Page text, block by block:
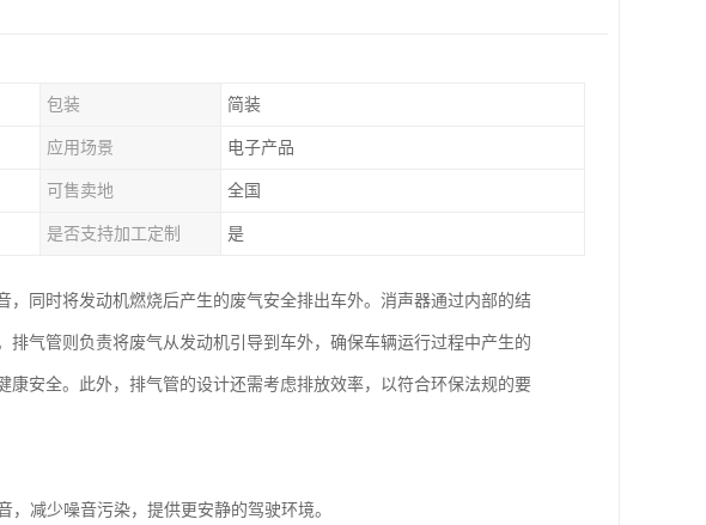
包装 简装
应用场景 电子产品
可售卖地 全国
是否支持加工定制 是
同时将发动机燃烧后产生的废气安全排出车外。消声器通过内部的结
气管则负责将废气从发动机引导到车外，确保车辆运行过程中产生的
安全。此外，排气管的设计还需考虑排放效率，以符合环保法规的要
减少噪音污染，提供更安静的驾驶环境。